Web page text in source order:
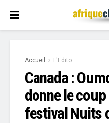
Accueil L'Edito
Canada :
donne le
festival Nuits